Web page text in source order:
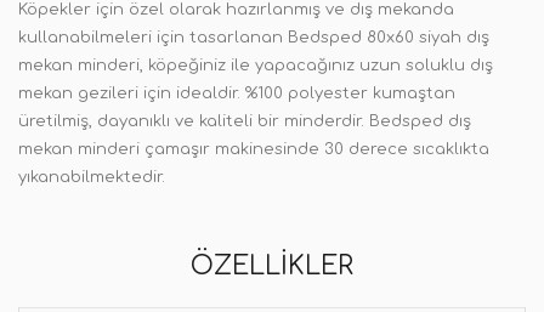
Köpekler için özel olarak hazırlanmış ve dış mekanda
kullanabilmeleri için tasarlanan Bedsped 80x60 siyah dış
mekan minderi, köpeğiniz ile yapacağınız uzun soluklu dış
mekan gezileri için idealdir. %100 polyester kumaştan
üretilmiş, dayanıklı ve kaliteli bir minderdir. Bedsped dış
mekan minderi çamaşır makinesinde 30 derece sıcaklıkta
yıkanabilmektedir.
ÖZELLIKLER